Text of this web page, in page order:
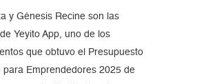
y Génesis Recine son las
Yeyito App, uno de los
que obtuvo el Presupuesto
para Emprendedores 2025 de